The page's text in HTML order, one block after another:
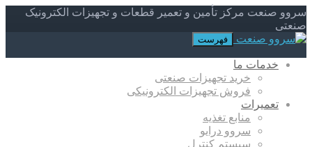
سروو صنعت مرکز تأمین و تعمیر قطعات و تجهیزات الکترونیک
صنعتی
فهرست
خدمات ما
خرید تجهیزات صنعتی
فروش تجهیزات الکترونیکی
تعمیرات
منابع تغذیه
سروو درایو
سیستم کنترل